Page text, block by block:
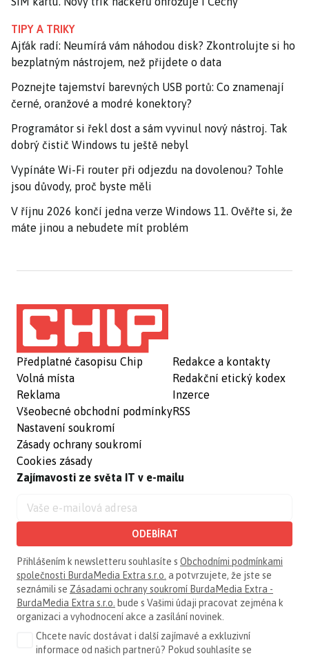
TIPY A TRIKY
Ajťák radí: Neumírá vám náhodou disk? Zkontrolujte si ho
bezplatným nástrojem, než přijdete o data
Poznejte tajemství barevných USB portů: Co znamenají
černé, oranžové a modré konektory?
Programátor si řekl dost a sám vyvinul nový nástroj. Tak
dobrý čistič Windows tu ještě nebyl
Vypínáte Wi-Fi router při odjezdu na dovolenou? Tohle
jsou důvody, proč byste měli
V říjnu 2026 končí jedna verze Windows 11. Ověřte si, že
máte jinou a nebudete mít problém
Předplatné časopisu Chip
Volná místa
Reklama
Všeobecné obchodní podmínky
Nastavení soukromí
Zásady ochrany soukromí
Cookies zásady
Redakce a kontakty
Redakční etický kodex
Inzerce
RSS
Zajímavosti ze světa IT v e-mailu
ODEBÍRAT
Přihlášením k newsletteru souhlasíte s Obchodními podmínkami
společnosti BurdaMedia Extra s.r.o. a potvrzujete, že jste se
seznámili se Zásadami ochrany soukromí BurdaMedia Extra -
BurdaMedia Extra s.r.o. bude s Vašimi údaji pracovat zejména k
organizaci a vyhodnocení akce a zasílání novinek.
Chcete navíc dostávat i další zajímavé a exkluzivní
informace od našich partnerů? Pokud souhlasíte se